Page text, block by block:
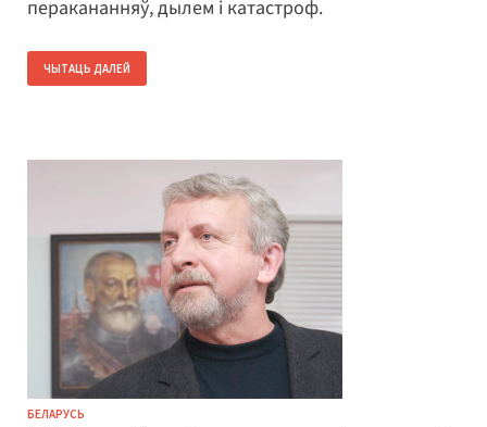
перакананняў, дылем і катастроф.
ЧЫТАЦЬ ДАЛЕЙ
БЕЛАРУСЬ